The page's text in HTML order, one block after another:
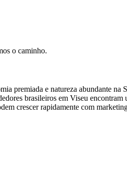
o caminho.
premiada e natureza abundante na
brasileiros em Viseu
crescer rapidamente com